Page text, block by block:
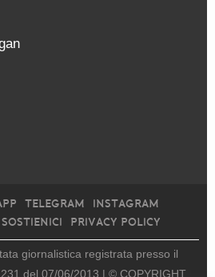
TELEGRAM
INSTAGRAM
SOSTIENICI PRIVACY POLICY
giornalistica registrata presso il
del 07/06/2013 | © COPYRIGHT